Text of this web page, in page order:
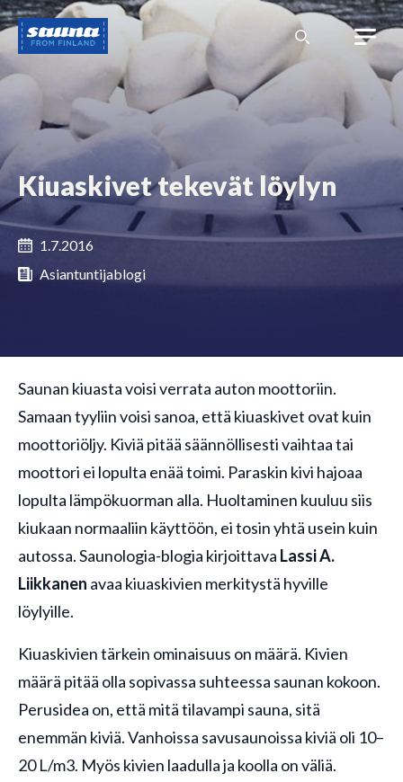
Siirry
sisältöön
Sauna
from
Finland
Kiuaskivet tekevät löylyn
1.7.2016
Asiantuntijablogi
Saunan kiuasta voisi verrata auton moottoriin.
Samaan tyyliin voisi sanoa, että kiuaskivet ovat kuin
moottoriöljy. Kiviä pitää säännöllisesti vaihtaa tai
moottori ei lopulta enää toimi. Paraskin kivi hajoaa
lopulta lämpökuorman alla. Huoltaminen kuuluu siis
kiukaan normaaliin käyttöön, ei tosin yhtä usein kuin
autossa. Saunologia-blogia kirjoittava Lassi A.
Liikkanen avaa kiuaskivien merkitystä hyville
löylyille.
Kiuaskivien tärkein ominaisuus on määrä. Kivien
määrä pitää olla sopivassa suhteessa saunan kokoon.
Perusidea on, että mitä tilavampi sauna, sitä
enemmän kiviä. Vanhoissa savusaunoissa kiviä oli 10–
20 L/m3. Myös kivien laadulla ja koolla on väliä.